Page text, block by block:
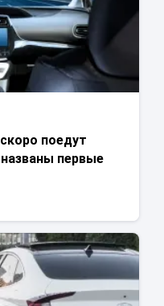
поедут
первые